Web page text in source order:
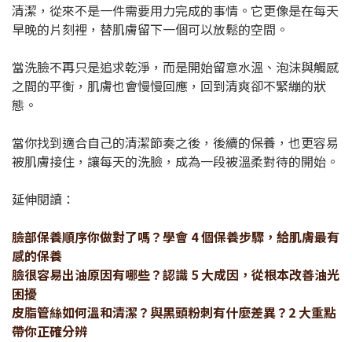
清潔，從來不是一件需要用力完成的事情。它更像是在每天
早晚的片刻裡，替肌膚留下一個可以放鬆的空間。
當洗臉不再只是追求乾淨，而是開始留意水溫、泡沫與觸感
之間的平衡，肌膚也會慢慢回應，回到清爽卻不緊繃的狀
態。
當你找到適合自己的清潔節奏之後，後續的保養，也更容易
被肌膚接住，讓每天的洗臉，成為一段被溫柔對待的開始。
延伸閱讀：
臉部保養順序你做對了嗎？學會 4 個保養步驟，給肌膚最有
感的保養
臉很容易出油原因有哪些？認識 5 大成因，從根本改善油光
困擾
皮脂管絲如何溫和清潔？與黑頭粉刺有什麼差異？2 大重點
帶你正確分辨